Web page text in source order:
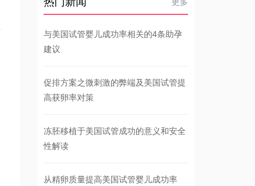
与美国试管婴儿成功率相关的4条助孕
建议
促排方案之微刺激的弊端及美国试管提
高获卵率对策
冻胚移植于美国试管成功的意义和安全
性解读
从精卵质量提高美国试管婴儿成功率